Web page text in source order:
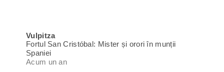
Vulpitza
Fortul San Cristóbal: Mister și orori în munții
Spaniei
Acum un an